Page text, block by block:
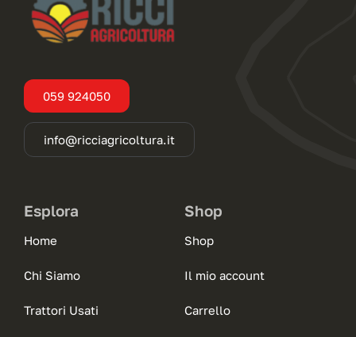
059 924050
info@ricciagricoltura.it
Esplora
Home
Chi Siamo
Trattori Usati
Shop
Shop
Il mio account
Carrello